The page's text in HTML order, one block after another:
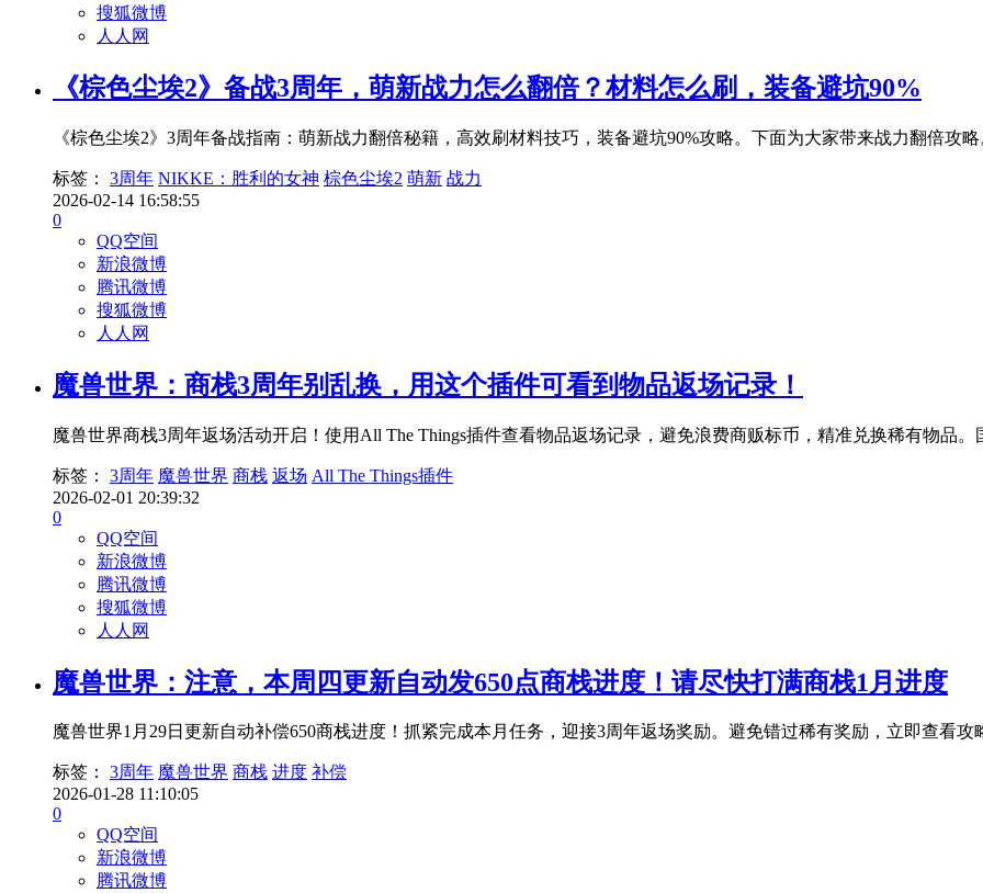
搜狐微博
人人网
《棕色尘埃2》备战3周年，萌新战力怎么翻倍？材料怎么刷，装备避坑90%
《棕色尘埃2》3周年备战指南：萌新战力翻倍秘籍，高效刷材料技巧，装备避坑90%攻略。下面为大家带来战力翻倍攻略
标签： 3周年 NIKKE：胜利的女神 棕色尘埃2 萌新 战力
2026-02-14 16:58:55
0
QQ空间
新浪微博
腾讯微博
搜狐微博
人人网
魔兽世界：商栈3周年别乱换，用这个插件可看到物品返场记录！
魔兽世界商栈3周年返场活动开启！使用All The Things插件查看物品返场记录，避免浪费商贩标币，精准兑换稀有物品。
标签： 3周年 魔兽世界 商栈 返场 All The Things插件
2026-02-01 20:39:32
0
QQ空间
新浪微博
腾讯微博
搜狐微博
人人网
魔兽世界：注意，本周四更新自动发650点商栈进度！请尽快打满商栈1月进度
魔兽世界1月29日更新自动补偿650商栈进度！抓紧完成本月任务，迎接3周年返场奖励。避免错过稀有奖励，立即查看攻
标签： 3周年 魔兽世界 商栈 进度 补偿
2026-01-28 11:10:05
0
QQ空间
新浪微博
腾讯微博